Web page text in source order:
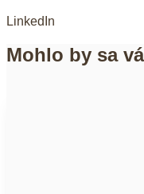
LinkedIn
Mohlo by sa